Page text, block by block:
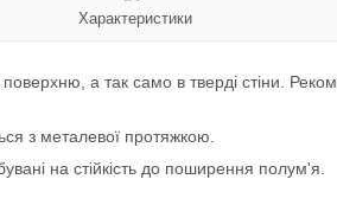
Характеристики
а так само в тверді стіни.
з металевої протяжкою.
на стійкість до поширення полум'я.